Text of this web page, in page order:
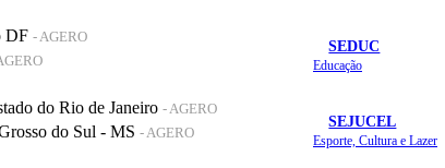
SEDUC
Educação
SEJUCEL
Esporte, Cultura e Lazer
DF - AGERO
do Rio de Janeiro - AGERO
do Sul - MS - AGERO